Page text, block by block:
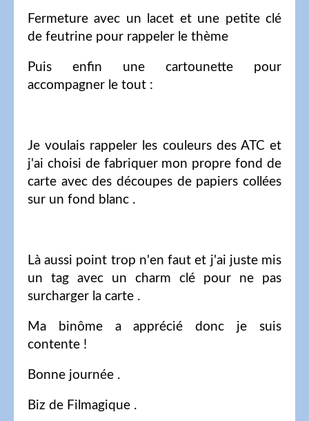
Fermeture avec un lacet et une petite clé
de feutrine pour rappeler le thème
Puis enfin une cartounette pour
accompagner le tout :
Je voulais rappeler les couleurs des ATC et
j'ai choisi de fabriquer mon propre fond de
carte avec des découpes de papiers collées
sur un fond blanc .
Là aussi point trop n'en faut et j'ai juste mis
un tag avec un charm clé pour ne pas
surcharger la carte .
Ma binôme a apprécié donc je suis
contente !
Bonne journée .
Biz de Filmagique .